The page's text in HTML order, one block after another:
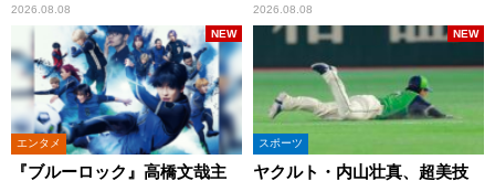
2026.08.08
とてもワクワクしておりま
す！」
2026.08.08
エンタメ
『ブルーロック』高橋文哉主
NEW
スポーツ
ヤクルト・内山壮真、超美技
NEW